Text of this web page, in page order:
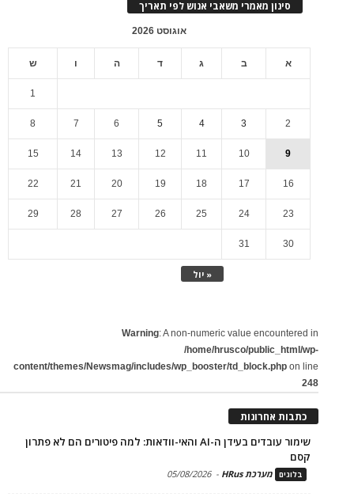
סינון מאמרי משאבי אנוש לפי תאריך
אוגוסט 2026
א ב ג ד ה ו ש
« יול
1
2
3
4
5
6
7
8
9
10
11
12
13
14
15
16
17
18
19
20
21
22
23
24
25
26
27
28
29
30
31
Warning: A non-numeric value encountered in
/home/hrusco/public_html/wp-
content/themes/Newsmag/includes/wp_booster/td_block.php on line
248
כתבות אחרונות
שימור עובדים בעידן ה-AI והאי-וודאות: למה פיטורים הם לא פתרון
קסם
בלוגים מערכת HRus -
05/08/2026